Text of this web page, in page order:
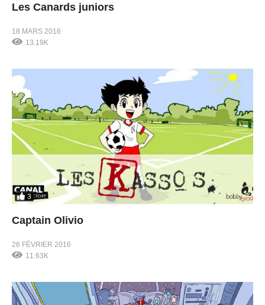
Les Canards juniors
18 MARS 2016
13.19K
3
Captain Olivio
26 FÉVRIER 2016
11.63K